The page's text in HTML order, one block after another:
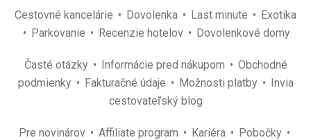
Cestovné kancelárie Dovolenka Last minute
Exotika
Parkovanie
Recenzie hotelov Dovolenkové domy
Časté otázky Informácie pred nákupom
Obchodné
podmienky
Fakturačné údaje Možnosti platby
Invia
cestovateľský blog
Pre novinárov Affiliate program Kariéra
Pobočky